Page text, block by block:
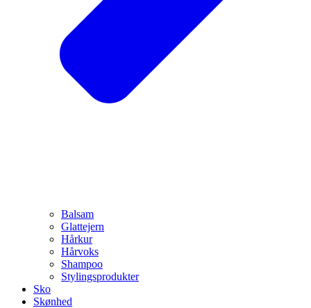
Balsam
Glattejern
Hårkur
Hårvoks
Shampoo
Stylingsprodukter
Sko
Skønhed